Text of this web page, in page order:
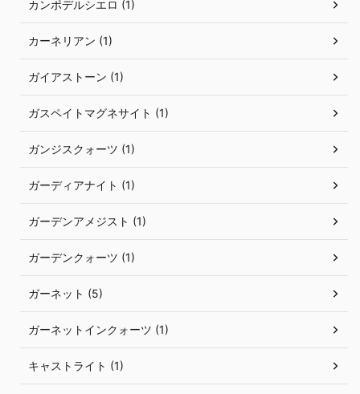
カンポデルシエロ (1)
カーネリアン (1)
ガイアストーン (1)
ガスペイトマグネサイト (1)
ガンジスクォーツ (1)
ガーディアナイト (1)
ガーデンアメジスト (1)
ガーデンクォーツ (1)
ガーネット (5)
ガーネットインクォーツ (1)
キャストライト (1)